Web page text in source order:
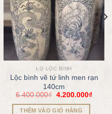
LỌ LỘC BÌNH
Lộc bình vẽ tứ linh men rạn
140cm
6.400.000₫ 4.200.000₫
THÊM VÀO GIỎ HÀNG